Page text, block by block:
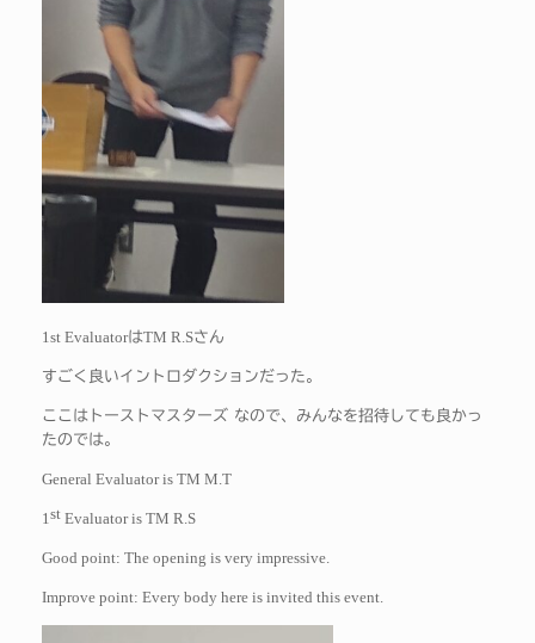
1st EvaluatorはTM R.Sさん
すごく良いイントロダクションだった。
ここはトーストマスターズ なので、みんなを招待しても良かっ
たのでは。
General Evaluator is TM M.T
1st Evaluator is TM R.S
Good point: The opening is very impressive.
Improve point: Every body here is invited this event.